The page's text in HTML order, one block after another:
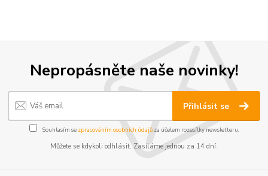
Nepropásněte naše novinky!
Přihlásit se
Souhlasím se zpracováním osobních údajůza účelem rozesílky newsletteru.
Můžete se kdykoli odhlásit. Zasíláme jednou za 14 dní.